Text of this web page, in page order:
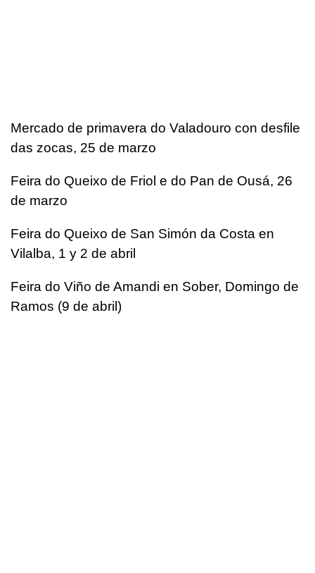
Mercado de primavera do Valadouro con desfile
das zocas, 25 de marzo
Feira do Queixo de Friol e do Pan de Ousá, 26
de marzo
Feira do Queixo de San Simón da Costa en
Vilalba, 1 y 2 de abril
Feira do Viño de Amandi en Sober, Domingo de
Ramos (9 de abril)